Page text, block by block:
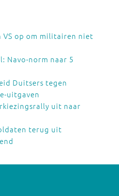
VS op om militairen niet
Navo-norm naar 5
Duitsers tegen
uitgaven
uit naar
terug uit